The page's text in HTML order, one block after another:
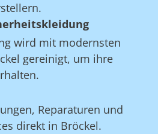
wird mit modernsten
gereinigt, um ihre
Reparaturen und
direkt in Bröckel.